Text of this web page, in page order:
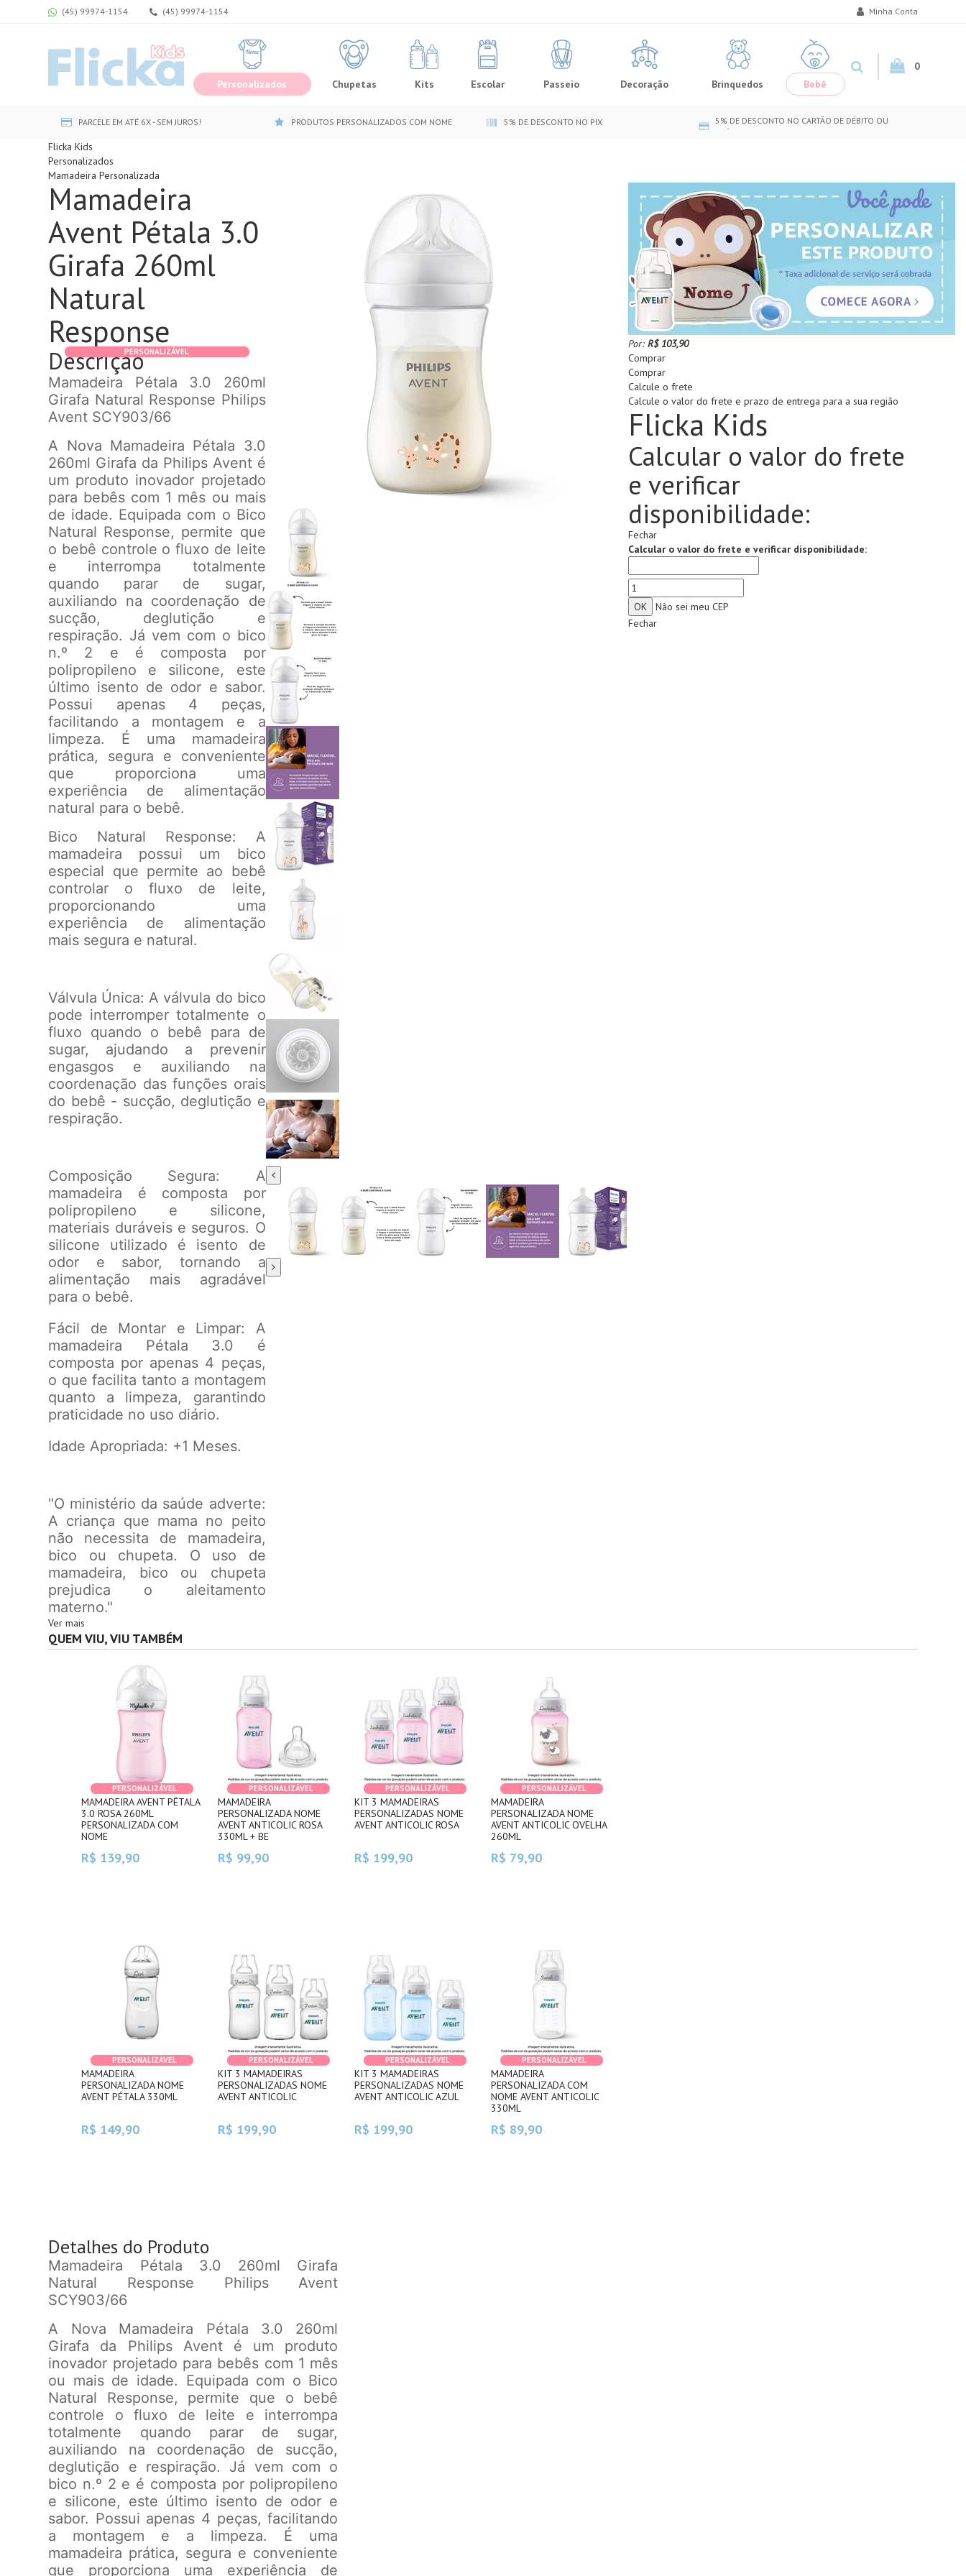
(45) 99974-1154 (45) 99974-1154 Minha Conta
Personalizados Chupetas Kits Escolar Passeio Decoração Brinquedos Bebê
0
PARCELE EM ATÉ 6X - SEM JUROS! PRODUTOS PERSONALIZADOS COM NOME 5% DE DESCONTO NO PIX
5% DE DESCONTO NO CARTÃO DE DÉBITO OU
CRÉDITO
Flicka Kids
Personalizados
Mamadeira Personalizada
Mamadeira
Avent Pétala 3.0
Girafa 260ml
Natural
Response
PERSONALIZÁVEL
Descrição
Mamadeira Pétala 3.0 260ml
Girafa Natural Response Philips
Avent SCY903/66
A Nova Mamadeira Pétala 3.0
260ml Girafa da Philips Avent é
um produto inovador projetado
para bebês com 1 mês ou mais
de idade. Equipada com o Bico
Natural Response, permite que
o bebê controle o fluxo de leite
e interrompa totalmente
quando parar de sugar,
auxiliando na coordenação de
sucção, deglutição e
respiração. Já vem com o bico
n.º 2 e é composta por
polipropileno e silicone, este
último isento de odor e sabor.
Possui apenas 4 peças,
facilitando a montagem e a
limpeza. É uma mamadeira
prática, segura e conveniente
que proporciona uma
experiência de alimentação
natural para o bebê.
Bico Natural Response: A
mamadeira possui um bico
especial que permite ao bebê
controlar o fluxo de leite,
proporcionando uma
experiência de alimentação
mais segura e natural.
Válvula Única: A válvula do bico
pode interromper totalmente o
fluxo quando o bebê para de
sugar, ajudando a prevenir
engasgos e auxiliando na
coordenação das funções orais
do bebê - sucção, deglutição e
respiração.
Composição Segura: A
mamadeira é composta por
polipropileno e silicone,
materiais duráveis e seguros. O
silicone utilizado é isento de
odor e sabor, tornando a
alimentação mais agradável
para o bebê.
Fácil de Montar e Limpar: A
mamadeira Pétala 3.0 é
composta por apenas 4 peças,
o que facilita tanto a montagem
quanto a limpeza, garantindo
praticidade no uso diário.
Idade Apropriada: +1 Meses.
"O ministério da saúde adverte:
A criança que mama no peito
não necessita de mamadeira,
bico ou chupeta. O uso de
mamadeira, bico ou chupeta
prejudica o aleitamento
materno."
Ver mais
Por: R$ 103,90
Comprar
Comprar
Calcule o frete
Calcule o valor do frete e prazo de entrega para a sua região
Flicka Kids
Calcular o valor do frete
e verificar
disponibilidade:
Fechar
Calcular o valor do frete e verificar disponibilidade:
Não sei meu CEP
Fechar
QUEM VIU, VIU TAMBÉM
PERSONALIZÁVEL
MAMADEIRA AVENT PÉTALA
3.0 ROSA 260ML
PERSONALIZADA COM
NOME
R$ 139,90
PERSONALIZÁVEL
MAMADEIRA
PERSONALIZADA NOME
AVENT PÉTALA 330ML
R$ 149,90
PERSONALIZÁVEL
MAMADEIRA
PERSONALIZADA NOME
AVENT ANTICOLIC ROSA
330ML + BE
R$ 99,90
PERSONALIZÁVEL
KIT 3 MAMADEIRAS
PERSONALIZADAS NOME
AVENT ANTICOLIC
R$ 199,90
PERSONALIZÁVEL
KIT 3 MAMADEIRAS
PERSONALIZADAS NOME
AVENT ANTICOLIC ROSA
R$ 199,90
PERSONALIZÁVEL
KIT 3 MAMADEIRAS
PERSONALIZADAS NOME
AVENT ANTICOLIC AZUL
R$ 199,90
PERSONALIZÁVEL
MAMADEIRA
PERSONALIZADA NOME
AVENT ANTICOLIC OVELHA
260ML
R$ 79,90
PERSONALIZÁVEL
MAMADEIRA
PERSONALIZADA COM
NOME AVENT ANTICOLIC
330ML
R$ 89,90
Detalhes do Produto
Mamadeira Pétala 3.0 260ml Girafa
Natural Response Philips Avent
SCY903/66
A Nova Mamadeira Pétala 3.0 260ml
Girafa da Philips Avent é um produto
inovador projetado para bebês com 1 mês
ou mais de idade. Equipada com o Bico
Natural Response, permite que o bebê
controle o fluxo de leite e interrompa
totalmente quando parar de sugar,
auxiliando na coordenação de sucção,
deglutição e respiração. Já vem com o
bico n.º 2 e é composta por polipropileno
e silicone, este último isento de odor e
sabor. Possui apenas 4 peças, facilitando
a montagem e a limpeza. É uma
mamadeira prática, segura e conveniente
que proporciona uma experiência de